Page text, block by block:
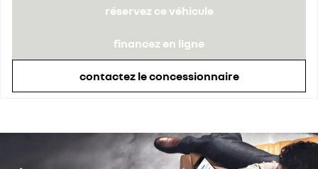
réservez ce véhicule
financez en ligne
contactez le concessionnaire